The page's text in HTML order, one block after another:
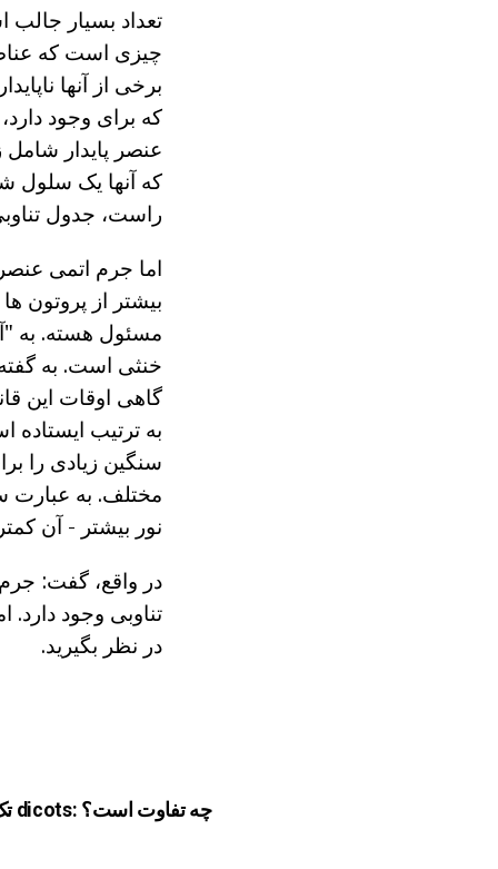
تعداد بسیار
چیزی است که
برخی از آنها
که برای وجود
عنصر پایدار
که آنها یک سلول
راست، جدول
اما جرم اتمی
بیشتر از پروتون
مسئول هسته. به
خنثی است. به
گاهی اوقات این
به ترتیب
سنگین زیادی را
مختلف. به عبارت
نور بیشتر - آن
در واقع، گفت:
تناوبی وجود دارد.
در نظر بگیرید.
تک لپه و dicots: چه تفاوت است؟